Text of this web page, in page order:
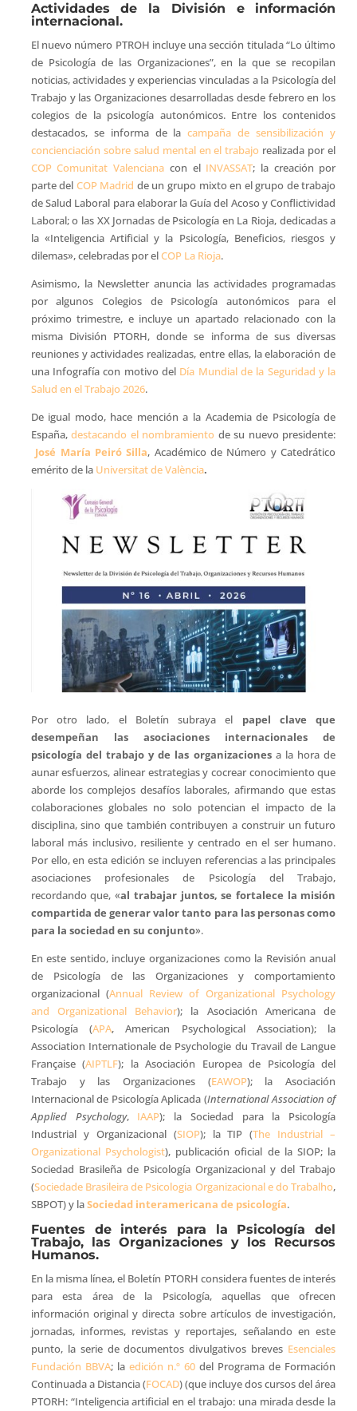
Actividades de la División e información
internacional.
El nuevo número PTROH incluye una sección titulada “Lo último
de Psicología de las Organizaciones”, en la que se recopilan
noticias, actividades y experiencias vinculadas a la Psicología del
Trabajo y las Organizaciones desarrolladas desde febrero en los
colegios de la psicología autonómicos. Entre los contenidos
destacados, se informa de lacampaña de sensibilización y
concienciación sobre salud mental en el trabajo realizada por el
COP Comunitat Valenciana con el INVASSAT; la creación por
parte del COP Madrid de un grupo mixto en el grupo de trabajo
de Salud Laboral para elaborar la Guía del Acoso y Conflictividad
Laboral; o las XX Jornadas de Psicología en La Rioja, dedicadas a
la «Inteligencia Artificial y la Psicología, Beneficios, riesgos y
dilemas», celebradas por elCOP La Rioja.
Asimismo, la Newsletter anuncia las actividades programadas
por algunos Colegios de Psicología autonómicos para el
próximo trimestre, e incluye un apartado relacionado con la
misma División PTORH, donde se informa de sus diversas
reuniones y actividades realizadas, entre ellas, la elaboración de
una Infografía con motivo del Día Mundial de la Seguridad y la
Salud en el Trabajo 2026.
De igual modo, hace mención a la Academia de Psicología de
España,destacando el nombramiento de su nuevo presidente:
José María Peiró Silla, Académico de Número y Catedrático
emérito de la Universitat de València.
Por otro lado, el Boletín subraya el papel clave que
desempeñan las asociaciones internacionales de
psicología del trabajo y de las organizaciones a la hora de
aunar esfuerzos, alinear estrategias y cocrear conocimiento que
aborde los complejos desafíos laborales, afirmando que estas
colaboraciones globales no solo potencian el impacto de la
disciplina, sino que también contribuyen a construir un futuro
laboral más inclusivo, resiliente y centrado en el ser humano.
Por ello, en esta edición se incluyen referencias a las principales
asociaciones profesionales de Psicología del Trabajo,
recordando que, «al trabajar juntos, se fortalece la misión
compartida de generar valor tanto para las personas como
para la sociedad en su conjunto».
En este sentido, incluye organizaciones como la Revisión anual
de Psicología de las Organizaciones y comportamiento
organizacional (Annual Review of Organizational Psychology
and Organizational Behavior); la Asociación Americana de
Psicología (APA, American Psychological Association); la
Association Internationale de Psychologie du Travail de Langue
Française (AIPTLF); la Asociación Europea de Psicología del
Trabajo y las Organizaciones (EAWOP); la Asociación
Internacional de Psicología Aplicada (International Association of
Applied Psychology, IAAP); la Sociedad para la Psicología
Industrial y Organizacional (SIOP); la TIP (The Industrial –
Organizational Psychologist), publicación oficial de la SIOP; la
Sociedad Brasileña de Psicología Organizacional y del Trabajo
(Sociedade Brasileira de Psicologia Organizacional e do Trabalho,
SBPOT) y laSociedad interamericana de psicología.
Fuentes de interés para la Psicología del
Trabajo, las Organizaciones y los Recursos
Humanos.
En la misma línea, el Boletín PTORH considera fuentes de interés
para esta área de la Psicología, aquellas que ofrecen
información original y directa sobre artículos de investigación,
jornadas, informes, revistas y reportajes, señalando en este
punto, la serie de documentos divulgativos breves Esenciales
Fundación BBVA; la edición n.º 60 del Programa de Formación
Continuada a Distancia (FOCAD) (que incluye dos cursos del área
PTORH: “Inteligencia artificial en el trabajo: una mirada desde la